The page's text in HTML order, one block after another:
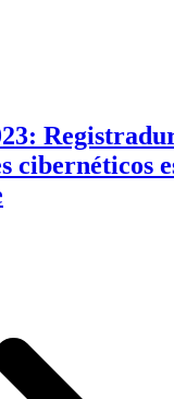
cibernéticos